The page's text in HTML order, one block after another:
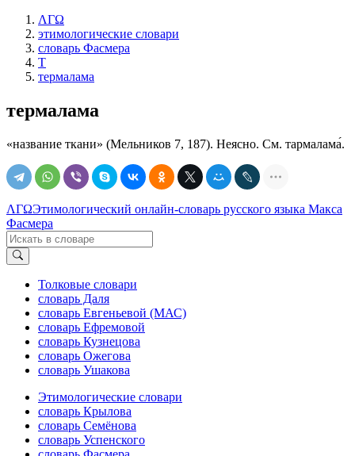
ΛΓΩ
этимологические словари
словарь Фасмера
Т
термалама
термалама
«название ткани» (Мельников 7, 187). Неясно. См. тармалама́.
ΛΓΩЭтимологический онлайн-словарь русского языка Макса
Фасмера
Толковые словари
словарь Даля
словарь Евгеньевой (МАС)
словарь Ефремовой
словарь Кузнецова
словарь Ожегова
словарь Ушакова
Этимологические словари
словарь Крылова
словарь Семёнова
словарь Успенского